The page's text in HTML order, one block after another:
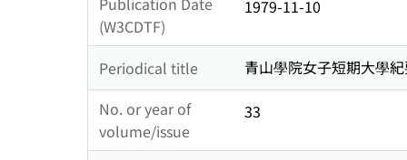
(W3CDTF)
1979-11-10
Periodical title
青山學院女子短期大學
No. or year of
volume/issue
33